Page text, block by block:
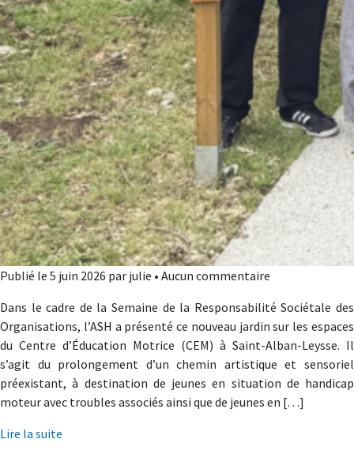
Publié le 5 juin 2026 par julie • Aucun commentaire
Dans le cadre de la Semaine de la Responsabilité Sociétale des
Organisations, l’ASH a présenté ce nouveau jardin sur les espaces
du Centre d’Éducation Motrice (CEM) à Saint-Alban-Leysse. Il
s’agit du prolongement d’un chemin artistique et sensoriel
préexistant, à destination de jeunes en situation de handicap
moteur avec troubles associés ainsi que de jeunes en […]
Lire la suite